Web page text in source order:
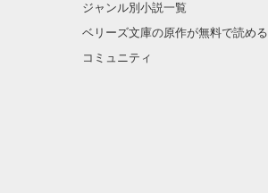
ジャンル別小説一覧
ベリーズ文庫の原作が無料で読める
コミュニティ